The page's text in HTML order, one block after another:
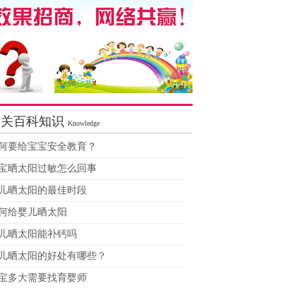
百科知识 Knowledge
要给宝宝安全教育？
晒太阳过敏怎么回事
晒太阳的最佳时段
给婴儿晒太阳
晒太阳能补钙吗
晒太阳的好处有哪些？
多大需要找育婴师